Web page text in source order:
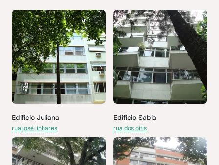
Edificio Juliana
rua josé linhares
Edificio Sabia
rua dos oitis